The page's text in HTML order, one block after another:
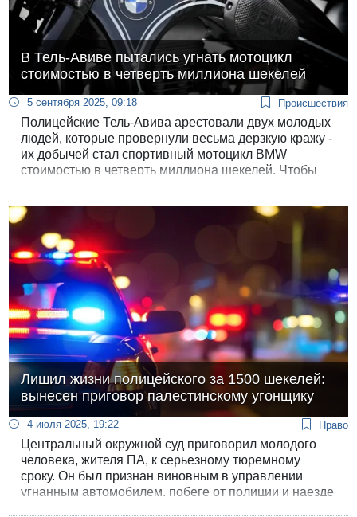
В Тель-Авиве пытались угнать мотоцикл
стоимостью в четверть миллиона шекелей
5 сентября 2025, 09:18 Происшествия
Полицейские Тель-Авива арестовали двух молодых
людей, которые провернули весьма дерзкую кражу -
их добычей стал спортивный мотоцикл BMW
стоимостью в четверть миллиона шекелей. Чтобы
Лишил жизни полицейского за 1500 шекелей:
вынесен приговор палестинскому угонщику
4 июля 2025, 19:22 Право
Центральный окружной суд приговорил молодого
человека, жителя ПА, к серьезному тюремному
сроку. Он был признан виновным в управлении
угнанным автомобилем, побеге от полиции и наезде